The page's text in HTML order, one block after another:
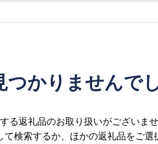
つかりませんで
る返礼品のお取り扱いがございませ
検索するか、ほかの返礼品をご選